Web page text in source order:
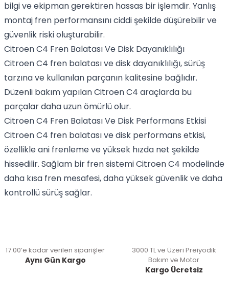
bilgi ve ekipman gerektiren hassas bir işlemdir. Yanlış
montaj fren performansını ciddi şekilde düşürebilir ve
güvenlik riski oluşturabilir.
Citroen C4 Fren Balatası Ve Disk Dayanıklılığı
Citroen C4 fren balatası ve disk dayanıklılığı, sürüş
tarzına ve kullanılan parçanın kalitesine bağlıdır.
Düzenli bakım yapılan Citroen C4 araçlarda bu
parçalar daha uzun ömürlü olur.
Citroen C4 Fren Balatası Ve Disk Performans Etkisi
Citroen C4 fren balatası ve disk performans etkisi,
özellikle ani frenleme ve yüksek hızda net şekilde
hissedilir. Sağlam bir fren sistemi Citroen C4 modelinde
daha kısa fren mesafesi, daha yüksek güvenlik ve daha
kontrollü sürüş sağlar.
17:00’e kadar verilen siparişler
Aynı Gün Kargo
3000 TL ve Üzeri Preiyodik
Bakım ve Motor
Kargo Ücretsiz